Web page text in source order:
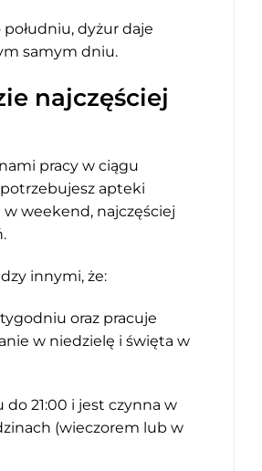
dyżur daje
samym dniu.
najczęściej
pracy w ciągu
apteki
w weekend, najczęściej
innymi, że:
oraz pracuje
w niedzielę i święta w
do 21:00 i jest czynna w
(wieczorem lub w